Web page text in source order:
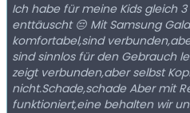
Ich habe für meine Kids gleich
enttäuscht 😔 Mit Samsung
komfortabel,sind
sind sinnlos für den Gebrauch
zeigt verbunden,aber selbst
nicht.Schade,schade Aber mit
funktioniert,eine behalten wir